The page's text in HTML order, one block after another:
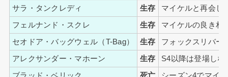
サラ・タンクレディ 生存 マイケルと再会し
フェルナンド・スクレ 生存 マイケルの良き相
セオドア・バッグウェル（T-Bag） 生存 フォックスリバー
アレクサンダー・マホーン 生存 S4以降は登場し